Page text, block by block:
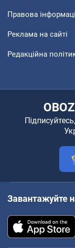
Правова
Реклама на сайті
Редакційна
Завантажуйте